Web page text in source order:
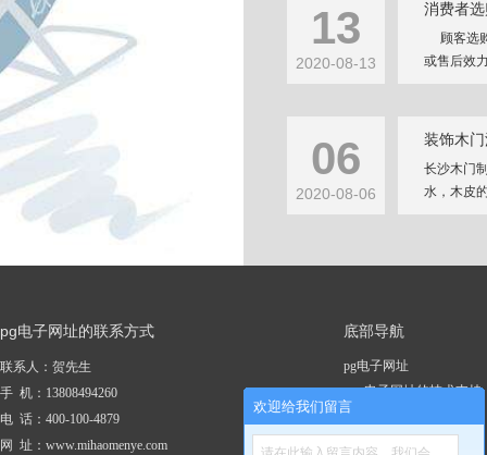
13
2020-08-13
消费者
顾客选
或售后效
06
2020-08-06
装饰木
长沙木门
水，木皮
pg电子网址的联系方式
联系人：贺先生
手 机：13808494260
电 话：400-100-4879
网 址：www.mihaomenye.com
底部导航
pg电子网址
pg电子网址的技术支持
关于pg电子网址
欢迎给我们留言